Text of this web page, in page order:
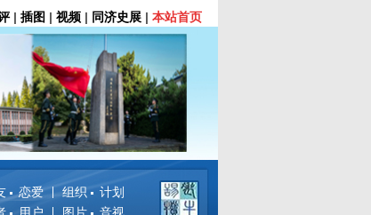
| 插图 | 视频 | 同济史展 | 本站首页
恋爱
组织 计划